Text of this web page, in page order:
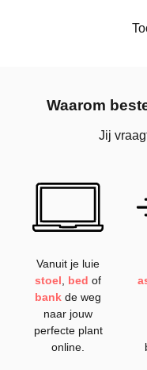
Waarom
Jij
Vanuit je luie
stoel
bed of
bank de weg
naar jouw
perfecte plant
online.